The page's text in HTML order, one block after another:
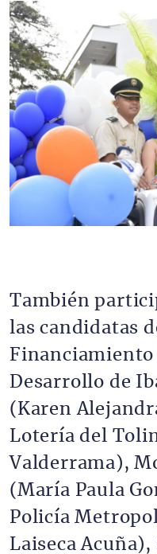
Imagen
También
las candidatas
Desarrollo de
(Karen
Lotería del
Valderrama),
(María Paula
Policía
Laiseca